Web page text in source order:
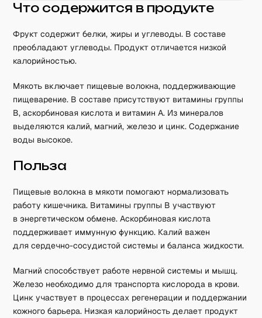
Что содержится в продукте
Фрукт содержит белки, жиры и углеводы. В составе
преобладают углеводы. Продукт отличается низкой
калорийностью.
Мякоть включает пищевые волокна, поддерживающие
пищеварение. В составе присутствуют витамины группы
B, аскорбиновая кислота и витамин A. Из минералов
выделяются калий, магний, железо и цинк. Содержание
воды высокое.
Польза
Пищевые волокна в мякоти помогают нормализовать
работу кишечника. Витамины группы B участвуют
в энергетическом обмене. Аскорбиновая кислота
поддерживает иммунную функцию. Калий важен
для сердечно-сосудистой системы и баланса жидкости.
Магний способствует работе нервной системы и мышц.
Железо необходимо для транспорта кислорода в крови.
Цинк участвует в процессах регенерации и поддержании
кожного барьера. Низкая калорийность делает продукт